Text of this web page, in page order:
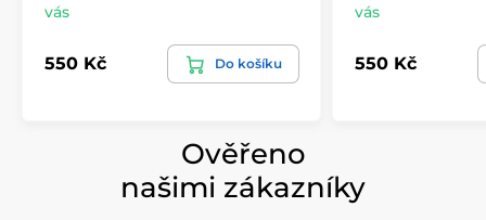
vás
550 Kč Do košíku
vás
550 Kč
Ověřeno
našimi zákazníky